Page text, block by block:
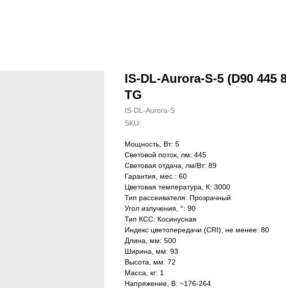
IS-DL-Aurora-S-5 (D90 445
TG
IS-DL-Aurora-S
SKU:
Мощность, Вт: 5
Световой поток, лм: 445
Световая отдача, лм/Вт: 89
Гарантия, мес.: 60
Цветовая температура, К: 3000
Тип рассеивателя: Прозрачный
Угол излучения, °: 90
Тип КСС: Косинусная
Индекс цветопередачи (CRI), не менее: 80
Длина, мм: 500
Ширина, мм: 93
Высота, мм: 72
Масса, кг: 1
Напряжение, В: ~176-264